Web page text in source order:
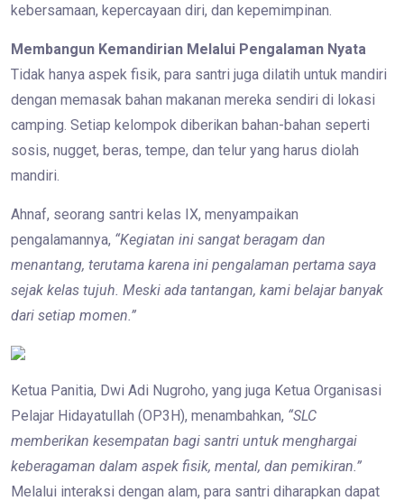
kebersamaan, kepercayaan diri, dan kepemimpinan.
Membangun Kemandirian Melalui Pengalaman Nyata
Tidak hanya aspek fisik, para santri juga dilatih untuk mandiri
dengan memasak bahan makanan mereka sendiri di lokasi
camping. Setiap kelompok diberikan bahan-bahan seperti
sosis, nugget, beras, tempe, dan telur yang harus diolah
mandiri.
Ahnaf, seorang santri kelas IX, menyampaikan
pengalamannya, “Kegiatan ini sangat beragam dan
menantang, terutama karena ini pengalaman pertama saya
sejak kelas tujuh. Meski ada tantangan, kami belajar banyak
dari setiap momen.”
Ketua Panitia, Dwi Adi Nugroho, yang juga Ketua Organisasi
Pelajar Hidayatullah (OP3H), menambahkan, “SLC
memberikan kesempatan bagi santri untuk menghargai
keberagaman dalam aspek fisik, mental, dan pemikiran.”
Melalui interaksi dengan alam, para santri diharapkan dapat